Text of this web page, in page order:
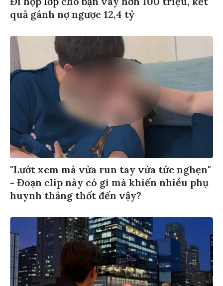
quả gánh nợ ngược 12,4 tỷ
"Lướt xem mà vừa run tay vừa tức nghẹn"
- Đoạn clip này có gì mà khiến nhiều phụ
huynh thảng thốt đến vậy?